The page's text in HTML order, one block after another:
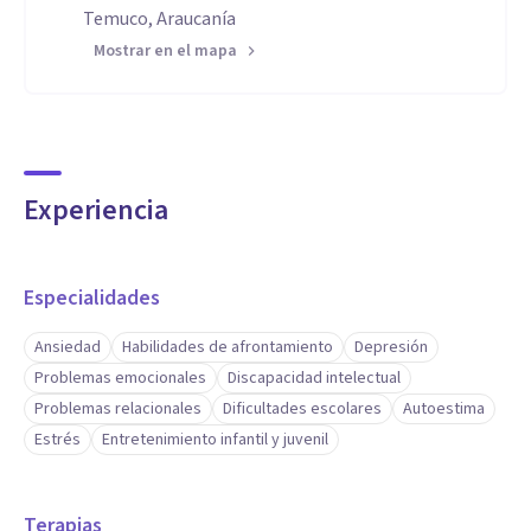
psicológicos; y uso de Escalas de Inteligencia de Wechsler
para Niños y Adultos, entre otros elementos.
Temuco, Araucanía
Mostrar en el mapa
Experiencia
Especialidades
Ansiedad Habilidades de afrontamiento
Depresión
Problemas emocionales
Discapacidad intelectual
Problemas relacionales
Dificultades escolares
Autoestima
Estrés
Entretenimiento infantil y juvenil